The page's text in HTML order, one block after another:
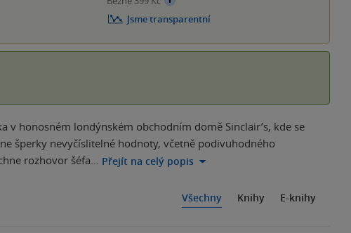
Jsme transparentní
v honosném londýnském obchodním domě Sinclair’s, kde se
šperky nevyčíslitelné hodnoty, včetně podivuhodného
rozhovor šéfa… Přejít na celý popis
Všechny Knihy E-knihy